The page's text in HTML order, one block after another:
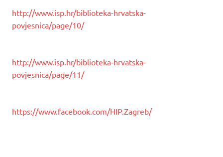
http://www.isp.hr/biblioteka-hrvatska-
povjesnica/page/10/
http://www.isp.hr/biblioteka-hrvatska-
povjesnica/page/11/
https://www.facebook.com/HIP.Zagreb/